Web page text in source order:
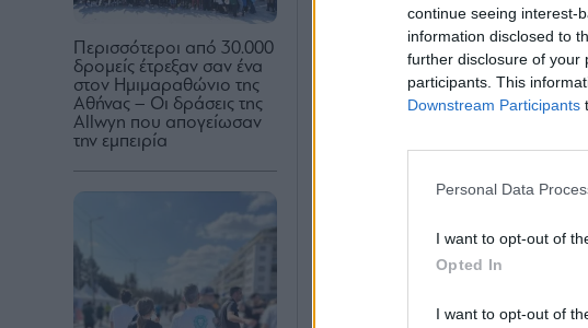
continue seeing interest-
information disclosed to
further disclosure of your
participants. This
Downstream Participants
Personal Data
I want to opt-out of
Opted In
I want to opt-out of
Περισσότεροι από 30.000
δρομείς έτρεξαν σαν ένα
στον Ημιμαραθώνιο της
Αθήνας – Οι δράσεις της
Allwyn που απογείωσαν
την εμπειρία
συμμετάσχουν σε δύο